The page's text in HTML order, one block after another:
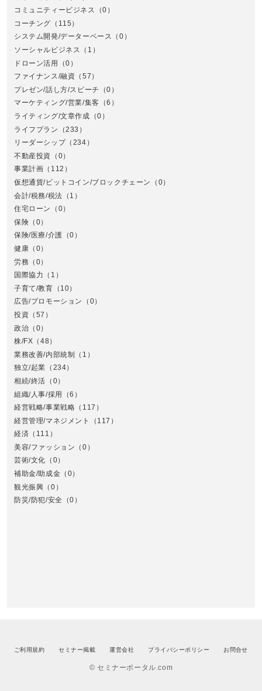
コミュニティービジネス
（0）
コーチング （115）
システム開発/データーベース （0）
ソーシャルビジネス （1）
ドローン活用
（0）
ファイナンス/融資 （57）
プレゼン/話し方/スピーチ
（0）
マーケティング/営業/集客 （6）
ライティング/文章作成 （0）
ライフプラン
（233）
リーダーシップ（234）
不動産投資 （0）
事業計画 （112）
仮想通貨/ビットコイン/ブロックチェーン
（0）
会計/税務/税法 （1）
住宅ローン
（0）
保険 （0）
保険/医療/介護 （0）
健康 （0）
労務 （0）
国際協力 （1）
子育て/教育 （10）
広告/プロモーション
（0）
投資 （57）
政治 （0）
株/FX （48）
業務改善/内部統制 （1）
独立/起業 （234）
相続/終活 （0）
組織/人事/採用
（6）
経営戦略/事業戦略 （117）
経営管理/マネジメント
（117）
経済 （111）
美容/ファッション （0）
芸術/文化 （0）
補助金/助成金 （0）
観光振興 （0）
防災/防犯/安全
（0）
ご利用規約 セミナー掲載 運営会社 プライバシーポリシー お問合せ
© セミナーポータル.com